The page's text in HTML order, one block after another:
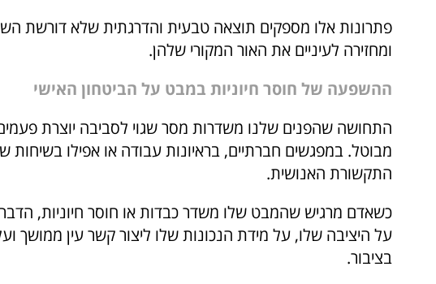
פתרונות אלו מספקים תוצאה טבעית והדרגתית שלא דורשת
ומחזירה לעיניים את האור המקורי שלהן.
ההשפעה של חוסר חיוניות במבט על הביטחון האישי
התחושה שהפנים שלנו משדרות מסר שגוי לסביבה יוצרת
מבוטל. במפגשים חברתיים, בראיונות עבודה או אפילו בשיחות
התקשורת האנושית.
כשאדם מרגיש שהמבט שלו משדר כבדות או חוסר חיוניות,
על היציבה שלו, על מידת הנכונות שלו ליצור קשר עין ממושך
בציבור.